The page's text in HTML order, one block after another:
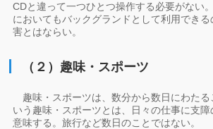
CDと違って一つひとつ操作する必要がない
においてもバックグランドとして利用でき
害とはならい。
（２）趣味・スポーツ
趣味・スポーツは、数分から数日にわたる
いう趣味・スポーツとは、日々の仕事に支
意味する。旅行など数日のことではない。